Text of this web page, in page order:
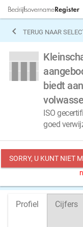
 TERUG NAAR
biedt
ISO
goed
SORRY, U KUNT NIET
Profiel Cijfers